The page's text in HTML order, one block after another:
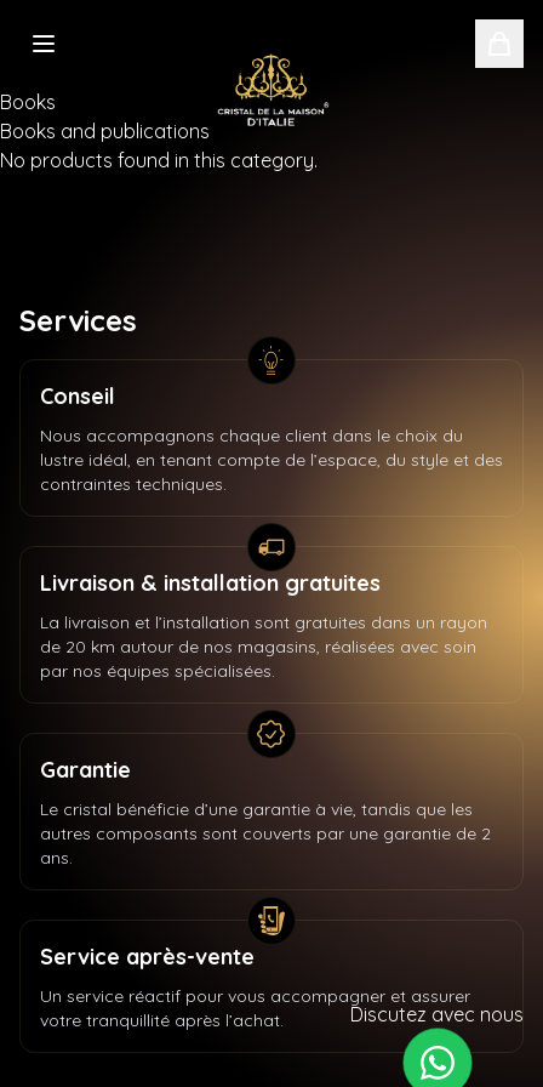
Books
Books and publications
No products found in this category.
Services
Conseil
Nous accompagnons chaque client dans le choix du
lustre idéal, en tenant compte de l’espace, du style et des
contraintes techniques.
Livraison & installation gratuites
La livraison et l’installation sont gratuites dans un rayon
de 20 km autour de nos magasins, réalisées avec soin
par nos équipes spécialisées.
Garantie
Le cristal bénéficie d’une garantie à vie, tandis que les
autres composants sont couverts par une garantie de 2
ans.
Service après-vente
Un service réactif pour vous accompagner et assurer
votre tranquillité après l’achat.
Discutez avec nous